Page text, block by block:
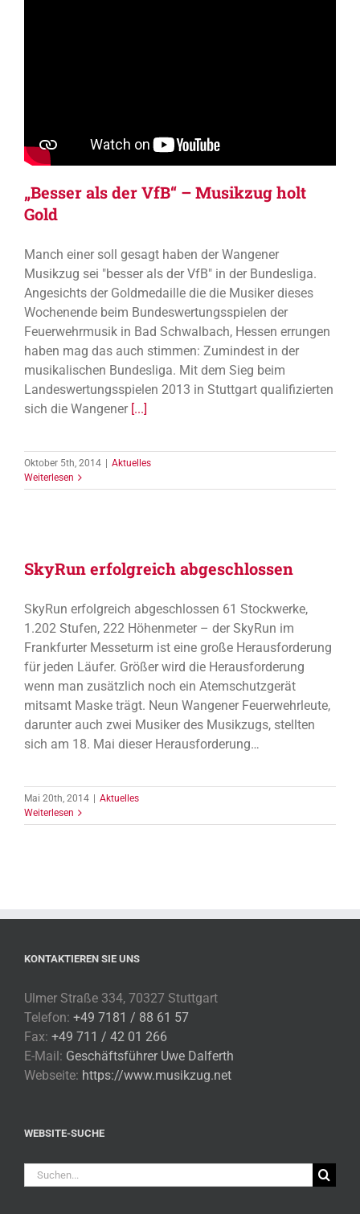
„Besser als der VfB“ – Musikzug holt
Gold
Manch einer soll gesagt haben der Wangener
Musikzug sei "besser als der VfB" in der Bundesliga.
Angesichts der Goldmedaille die die Musiker dieses
Wochenende beim Bundeswertungsspielen der
Feuerwehrmusik in Bad Schwalbach, Hessen errungen
haben mag das auch stimmen: Zumindest in der
musikalischen Bundesliga. Mit dem Sieg beim
Landeswertungsspielen 2013 in Stuttgart qualifizierten
sich die Wangener [...]
Oktober 5th, 2014
Aktuelles
Weiterlesen
SkyRun erfolgreich abgeschlossen
SkyRun erfolgreich abgeschlossen 61 Stockwerke,
1.202 Stufen, 222 Höhenmeter – der SkyRun im
Frankfurter Messeturm ist eine große Herausforderung
für jeden Läufer. Größer wird die Herausforderung
wenn man zusätzlich noch ein Atemschutzgerät
mitsamt Maske trägt. Neun Wangener Feuerwehrleute,
darunter auch zwei Musiker des Musikzugs, stellten
sich am 18. Mai dieser Herausforderung…
Mai 20th, 2014
Aktuelles
Weiterlesen
KONTAKTIEREN SIE UNS
Ulmer Straße 334, 70327 Stuttgart
Telefon: +49 7181 / 88 61 57
Fax: +49 711 / 42 01 266
E-Mail: Geschäftsführer Uwe Dalferth
Webseite: https://www.musikzug.net
WEBSITE-SUCHE
Suche
nach: